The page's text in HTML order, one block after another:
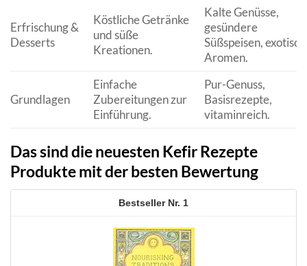
Erfrischung &
Desserts
Köstliche Getränke
und süße
Kreationen.
Kalte Genüsse,
gesündere
Süßspeisen,
Aromen.
Grundlagen
Einfache
Zubereitungen zur
Einführung.
Pur-Genuss,
Basisrezepte,
vitaminreich.
Das sind die neuesten Kefir Rezepte
Produkte mit der besten Bewertung
1